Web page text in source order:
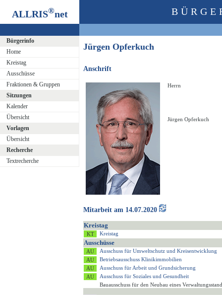
ALLRIS®net
Bürgerinfo
Home
Kreistag
Ausschüsse
Fraktionen & Gruppen
Sitzungen
Kalender
Übersicht
Vorlagen
Übersicht
Recherche
Textrecherche
Jürgen Opferkuch
Anschrift
Herrn
Jürgen Opferkuch
Mitarbeit am 14.07.2020
Kreistag
Kreistag
Ausschüsse
Ausschuss für Umweltschutz und Kreisentwicklung
Betriebsausschuss Klinikimmobilien
Ausschuss für Arbeit und Grundsicherung
Ausschuss für Soziales und Gesundheit
Bauausschuss für den Neubau eines